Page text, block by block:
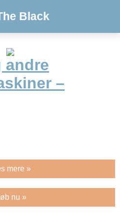
Black
andre
–
mere »
nu »